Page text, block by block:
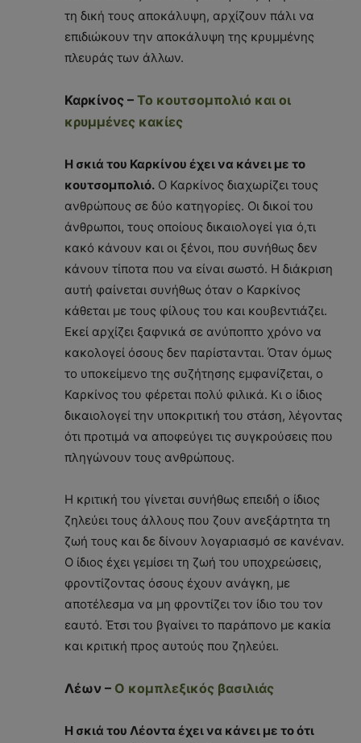
τη δική τους αποκάλυψη, αρχίζουν πάλι να
επιδιώκουν την αποκάλυψη της κρυμμένης
πλευράς των άλλων.
Καρκίνος – Το κουτσομπολιό και οι
κρυμμένες κακίες
Η σκιά του Καρκίνου έχει να κάνει με το
κουτσομπολιό. Ο Καρκίνος διαχωρίζει τους
ανθρώπους σε δύο κατηγορίες. Οι δικοί του
άνθρωποι, τους οποίους δικαιολογεί για ό,τι
κακό κάνουν και οι ξένοι, που συνήθως δεν
κάνουν τίποτα που να είναι σωστό. Η διάκριση
αυτή φαίνεται συνήθως όταν ο Καρκίνος
κάθεται με τους φίλους του και κουβεντιάζει.
Εκεί αρχίζει ξαφνικά σε ανύποπτο χρόνο να
κακολογεί όσους δεν παρίστανται. Όταν όμως
το υποκείμενο της συζήτησης εμφανίζεται, ο
Καρκίνος του φέρεται πολύ φιλικά. Κι ο ίδιος
δικαιολογεί την υποκριτική του στάση, λέγοντας
ότι προτιμά να αποφεύγει τις συγκρούσεις που
πληγώνουν τους ανθρώπους.
Η κριτική του γίνεται συνήθως επειδή ο ίδιος
ζηλεύει τους άλλους που ζουν ανεξάρτητα τη
ζωή τους και δε δίνουν λογαριασμό σε κανέναν.
Ο ίδιος έχει γεμίσει τη ζωή του υποχρεώσεις,
φροντίζοντας όσους έχουν ανάγκη, με
αποτέλεσμα να μη φροντίζει τον ίδιο του τον
εαυτό. Έτσι του βγαίνει το παράπονο με κακία
και κριτική προς αυτούς που ζηλεύει.
Λέων – Ο κομπλεξικός βασιλιάς
Η σκιά του Λέοντα έχει να κάνει με το ότι